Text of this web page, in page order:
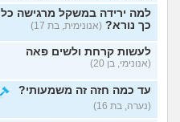
למה ירידה במשקל מרגישה כל
כך נורא? (אנונימית, בת 17)
לעשות קרחת ולשים פאה
(אנונימי, בן 20)
עד כמה חזה זה משמעותי?
(נערה, בת 16)